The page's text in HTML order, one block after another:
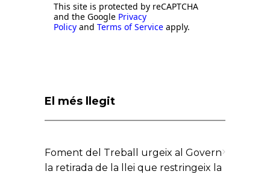
This site is protected by reCAPTCHA
and the Google Privacy
Policy and Terms of Service apply.
El més llegit
Foment del Treball urgeix al Govern
la retirada de la llei que restringeix la